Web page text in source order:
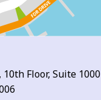
Floor, Suite 1000